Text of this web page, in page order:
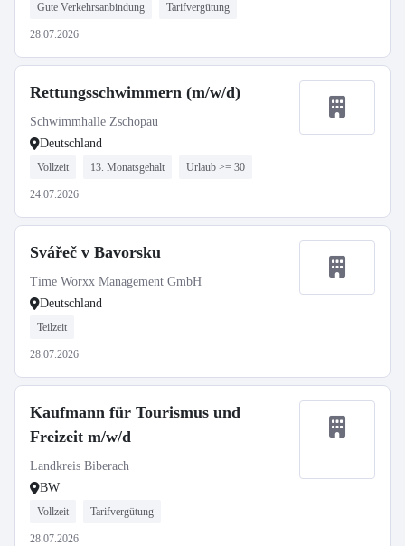
Gute Verkehrsanbindung Tarifvergütung
28.07.2026
Rettungsschwimmern (m/w/d)
Schwimmhalle Zschopau
Deutschland
Vollzeit 13. Monatsgehalt Urlaub >= 30
24.07.2026
Svářeč v Bavorsku
Time Worxx Management GmbH
Deutschland
Teilzeit
28.07.2026
Kaufmann für Tourismus und
Freizeit m/w/d
Landkreis Biberach
BW
Vollzeit Tarifvergütung
28.07.2026